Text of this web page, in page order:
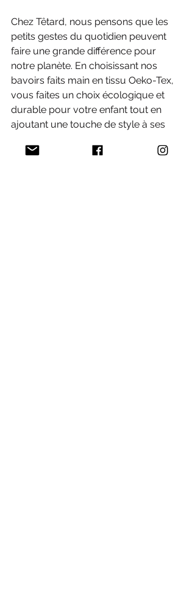
Chez Têtard, nous pensons que les
petits gestes du quotidien peuvent
faire une grande différence pour
notre planète. En choisissant nos
bavoirs faits main en tissu Oeko-Tex,
vous faites un choix écologique et
durable pour votre enfant tout en
ajoutant une touche de style à ses
trouverez le
bavoir parfait pour votre